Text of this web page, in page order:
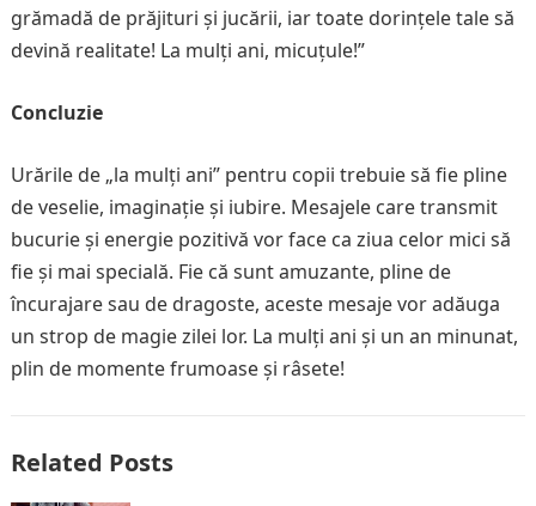
grămadă de prăjituri și jucării, iar toate dorințele tale să
devină realitate! La mulți ani, micuțule!”
Concluzie
Urările de „la mulți ani” pentru copii trebuie să fie pline
de veselie, imaginație și iubire. Mesajele care transmit
bucurie și energie pozitivă vor face ca ziua celor mici să
fie și mai specială. Fie că sunt amuzante, pline de
încurajare sau de dragoste, aceste mesaje vor adăuga
un strop de magie zilei lor. La mulți ani și un an minunat,
plin de momente frumoase și râsete!
Related Posts